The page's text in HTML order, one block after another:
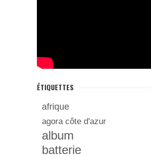
ÉTIQUETTES
afrique
agora côte d'azur
album
batterie